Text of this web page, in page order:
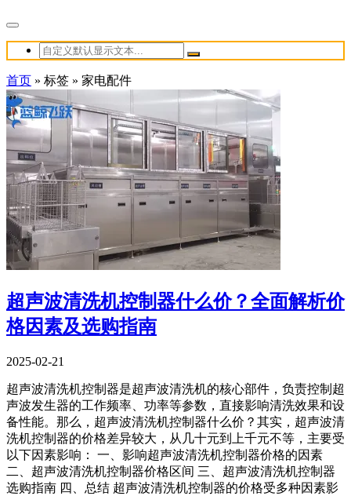
首页 » 标签 » 家电配件
超声波清洗机控制器什么价？全面解析价
格因素及选购指南
2025-02-21
超声波清洗机控制器是超声波清洗机的核心部件，负责控制超
声波发生器的工作频率、功率等参数，直接影响清洗效果和设
备性能。那么，超声波清洗机控制器什么价？其实，超声波清
洗机控制器的价格差异较大，从几十元到上千元不等，主要受
以下因素影响： 一、影响超声波清洗机控制器价格的因素
二、超声波清洗机控制器价格区间 三、超声波清洗机控制器
选购指南 四、总结 超声波清洗机控制器的价格受多种因素影